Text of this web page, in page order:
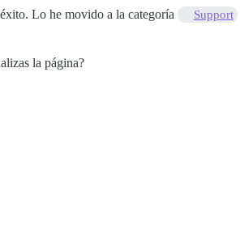
Lo he movido a la categoría Support
la página?